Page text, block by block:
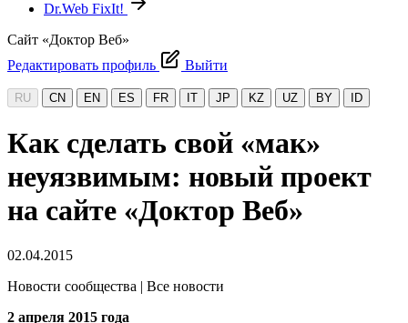
Dr.Web FixIt!
Сайт «Доктор Веб»
Редактировать профиль
Выйти
RU CN EN ES FR IT JP KZ UZ BY ID
Как сделать свой «мак»
неуязвимым: новый проект
на сайте «Доктор Веб»
02.04.2015
Новости сообщества | Все новости
2 апреля 2015 года